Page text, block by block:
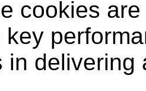
cookies
in delivering